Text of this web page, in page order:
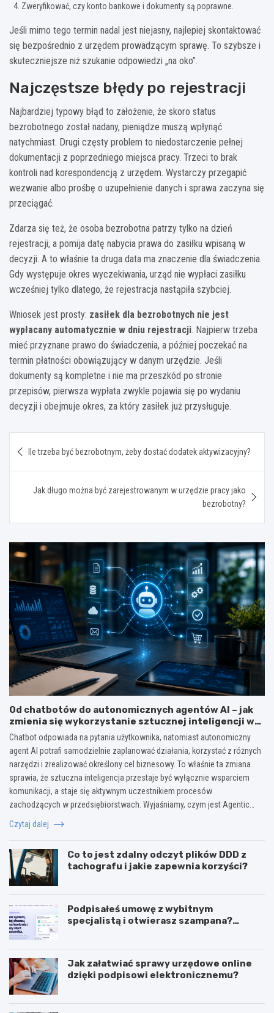
Zweryfikować, czy konto bankowe i dokumenty są poprawne.
Jeśli mimo tego termin nadal jest niejasny, najlepiej skontaktować
się bezpośrednio z urzędem prowadzącym sprawę. To szybsze i
skuteczniejsze niż szukanie odpowiedzi „na oko”.
Najczęstsze błędy po rejestracji
Najbardziej typowy błąd to założenie, że skoro status
bezrobotnego został nadany, pieniądze muszą wpłynąć
natychmiast. Drugi częsty problem to niedostarczenie pełnej
dokumentacji z poprzedniego miejsca pracy. Trzeci to brak
kontroli nad korespondencją z urzędem. Wystarczy przegapić
wezwanie albo prośbę o uzupełnienie danych i sprawa zaczyna się
przeciągać.
Zdarza się też, że osoba bezrobotna patrzy tylko na dzień
rejestracji, a pomija datę nabycia prawa do zasiłku wpisaną w
decyzji. A to właśnie ta druga data ma znaczenie dla świadczenia.
Gdy występuje okres wyczekiwania, urząd nie wypłaci zasiłku
wcześniej tylko dlatego, że rejestracja nastąpiła szybciej.
Wniosek jest prosty: zasiłek dla bezrobotnych nie jest
wypłacany automatycznie w dniu rejestracji. Najpierw trzeba
mieć przyznane prawo do świadczenia, a później poczekać na
termin płatności obowiązujący w danym urzędzie. Jeśli
dokumenty są kompletne i nie ma przeszkód po stronie
przepisów, pierwsza wypłata zwykle pojawia się po wydaniu
decyzji i obejmuje okres, za który zasiłek już przysługuje.
wpisu
Ile trzeba być bezrobotnym, żeby dostać dodatek aktywizacyjny?
Jak długo można być zarejestrowanym w urzędzie pracy jako
bezrobotny?
Od chatbotów do autonomicznych agentów AI – jak
zmienia się wykorzystanie sztucznej inteligencji w
biznesie?
Chatbot odpowiada na pytania użytkownika, natomiast autonomiczny
agent AI potrafi samodzielnie zaplanować działania, korzystać z różnych
narzędzi i zrealizować określony cel biznesowy. To właśnie ta zmiana
sprawia, że sztuczna inteligencja przestaje być wyłącznie wsparciem
komunikacji, a staje się aktywnym uczestnikiem procesów
zachodzących w przedsiębiorstwach. Wyjaśniamy, czym jest Agentic…
Czytaj dalej
Co to jest zdalny odczyt plików DDD z
tachografu i jakie zapewnia korzyści?
Podpisałeś umowę z wybitnym
specjalistą i otwierasz szampana?
Jak załatwiać sprawy urzędowe online
dzięki podpisowi elektronicznemu?